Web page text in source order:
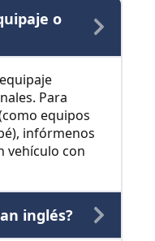
o
Para
equipos
infórmenos
vehículo con
inglés?